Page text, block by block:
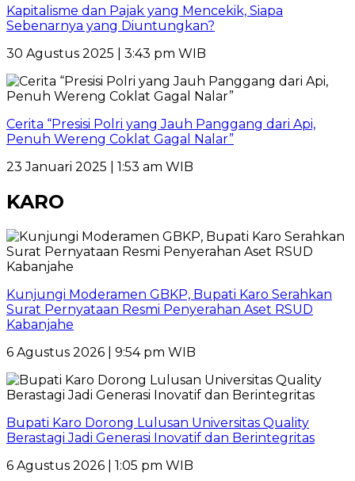
Kapitalisme dan Pajak yang Mencekik, Siapa
Sebenarnya yang Diuntungkan?
30 Agustus 2025 | 3:43 pm WIB
Cerita “Presisi Polri yang Jauh Panggang dari Api,
Penuh Wereng Coklat Gagal Nalar”
23 Januari 2025 | 1:53 am WIB
KARO
Kunjungi Moderamen GBKP, Bupati Karo Serahkan
Surat Pernyataan Resmi Penyerahan Aset RSUD
Kabanjahe
6 Agustus 2026 | 9:54 pm WIB
Bupati Karo Dorong Lulusan Universitas Quality
Berastagi Jadi Generasi Inovatif dan Berintegritas
6 Agustus 2026 | 1:05 pm WIB